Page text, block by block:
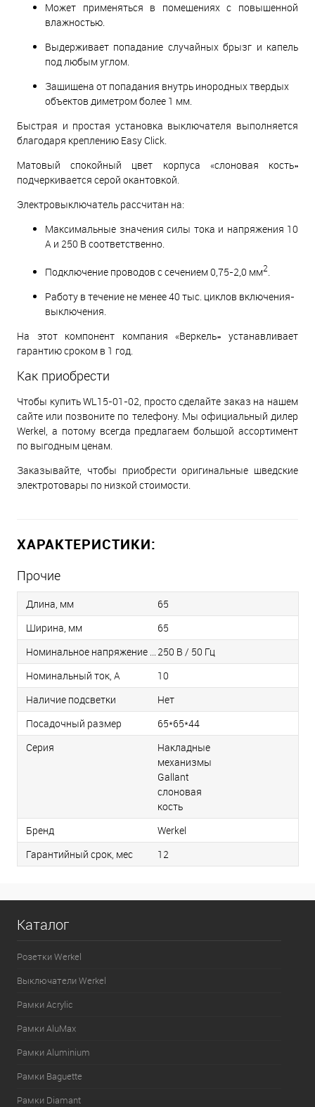
Может применяться в помещениях с повышенной
влажностью.
Выдерживает попадание случайных брызг и капель
под любым углом.
Защищена от попадания внутрь инородных твердых
объектов диметром более 1 мм.
Быстрая и простая установка выключателя выполняется
благодаря креплению Easy Click.
Матовый спокойный цвет корпуса «слоновая кость»
подчеркивается серой окантовкой.
Электровыключатель рассчитан на:
Максимальные значения силы тока и напряжения 10
А и 250 В соответственно.
Подключение проводов с сечением 0,75-2,0 мм2
Работу в течение не менее 40 тыс. циклов включения-
выключения.
На этот компонент компания «Веркель» устанавливает
гарантию сроком в 1 год.
Как приобрести
Чтобы купить WL15-01-02, просто сделайте заказ на нашем
сайте или позвоните по телефону. Мы официальный дилер
Werkel, а потому всегда предлагаем большой ассортимент
по выгодным ценам.
Заказывайте, чтобы приобрести оригинальные шведские
электротовары по низкой стоимости.
ХАРАКТЕРИСТИКИ:
Прочие
Длина, мм
65
Ширина, мм
65
250 В / 50 Гц
Номинальный ток, А
10
Наличие подсветки
Нет
Посадочный размер
65*65*44
Серия
Накладные
механизмы
Gallant
слоновая
кость
Бренд
Werkel
Гарантийный срок, мес
12
Каталог
Розетки Werkel
Выключатели Werkel
Рамки Acrylic
Рамки AluMax
Рамки Aluminium
Рамки Baguette
Рамки Diamant